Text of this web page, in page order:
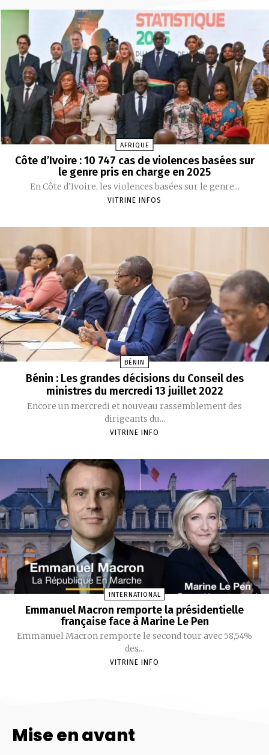
AFRIQUE
Côte d’Ivoire : 10 747 cas de violences basées sur
le genre pris en charge en 2025
‎‎En Côte d’Ivoire, les violences basées sur le genre...
VITRINE INFOS
BÉNIN
Bénin : Les grandes décisions du Conseil des
ministres du mercredi 13 juillet 2022
Encore un mercredi et nouveau rassemblement des
dirigeants du...
VITRINE INFO
INTERNATIONAL
Emmanuel Macron remporte la présidentielle
française face à Marine Le Pen
Emmanuel Macron remporte le second tour avec 58,54%
des...
VITRINE INFO
Mise en avant